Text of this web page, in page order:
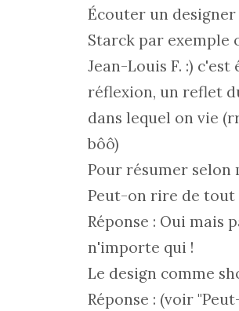
Écouter un
Starck par exemple
Jean-Louis F. :)
réflexion, un reflet
dans lequel on vie
bôô)
Pour résumer selon
Peut-on rire de tout
Réponse : Oui mais
n'importe qui !
Le design comme
Réponse : (voir